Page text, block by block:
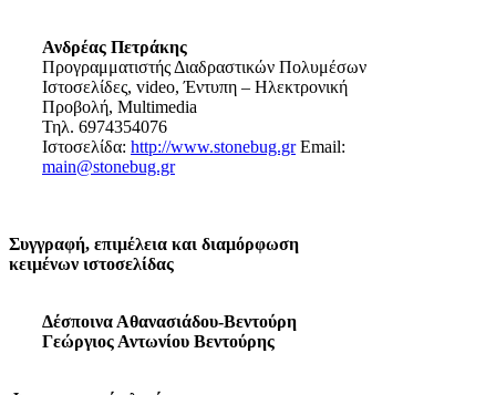
Ανδρέας Πετράκης
Προγραμματιστής Διαδραστικών Πολυμέσων
Ιστοσελίδες, video, Έντυπη – Ηλεκτρονική
Προβολή, Multimedia
Τηλ. 6974354076
Ιστοσελίδα: http://www.stonebug.grEmail:
main@stonebug.gr
Συγγραφή, επιμέλεια και διαμόρφωση
κειμένων ιστοσελίδας
Δέσποινα Αθανασιάδου-Βεντούρη
Γεώργιος Αντωνίου Βεντούρης